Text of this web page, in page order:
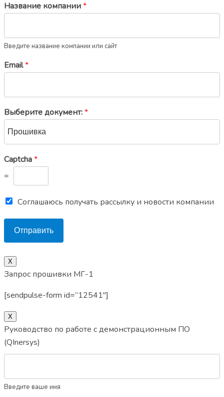
Название компании*
Введите название компании или сайт
Email*
Выберите документ:*
Captcha*
=
Соглашаюсь получать рассылку и новости компании
Отправить
Х
Запрос прошивки МГ-1
[sendpulse-form id=”12541″]
X
Руководство по работе с демонстрационным ПО
(QInersys)
Введите ваше имя